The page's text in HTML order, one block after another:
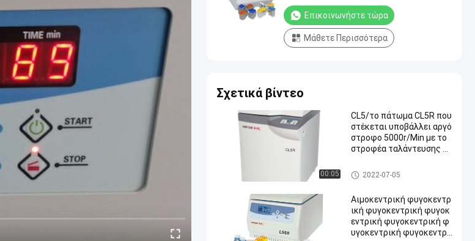
Επικοινωνήστε τώρα
Μάθετε Περισσότερα
Σχετικά βίντεο
00:05
CL5/το πάτωμα CL5R που
στέκεται υποβάλλει αργό
στροφο 5000r/Min με το
στροφέα ταλάντευσης σε
Αργόστροφος υποβάλτε σε φ
υγοκέντρωση
2022-07-05
Αιμοκεντρική φυγοκεντρ
ική φυγοκεντρική φυγοκ
εντρική φυγοκεντρική φ
υγοκεντρική φυγοκεντρι